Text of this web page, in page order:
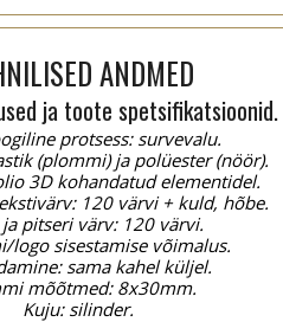
ANDMED
ja toote spetsifikatsioonid.
protsess: survevalu.
(plommi) ja polüester (nöör).
3D kohandatud elementidel.
120 värvi + kuld, hõbe.
pitseri värv: 120 värvi.
logo sisestamise võimalus.
sama kahel küljel.
mõõtmed: 8x30mm.
Kuju: silinder.